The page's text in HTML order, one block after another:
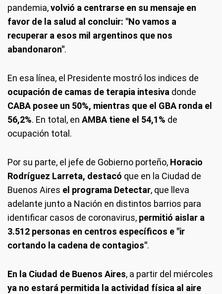
pandemia,volvió a centrarse en su mensaje en
favor de la salud al concluir: "No vamos a
recuperar a esos mil argentinos que nos
abandonaron".
En esa línea, el Presidente mostró los indices de
ocupación de camas de terapia intesiva donde
CABA posee un 50%, mientras que el GBA ronda el
56,2%. En total, en AMBA tiene el 54,1% de
ocupación total.
Por su parte, el jefe de Gobierno porteño, Horacio
Rodríguez Larreta, destacó que en la Ciudad de
Buenos Aires el programa Detectar, que lleva
adelante junto a Nación en distintos barrios para
identificar casos de coronavirus, permitió aislar a
3.512 personas en centros específicos e "ir
cortando la cadena de contagios".
En la Ciudad de Buenos Aires, a partir del miércoles
ya no estará permitida la actividad física al aire